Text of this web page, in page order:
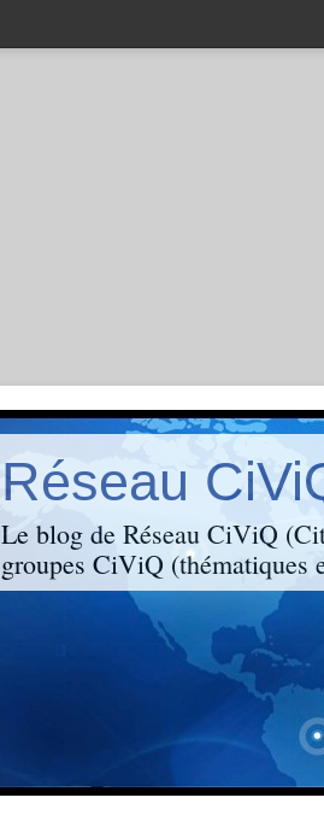
Réseau
Le blog de Réseau CiViQ
groupes CiViQ (thématiques